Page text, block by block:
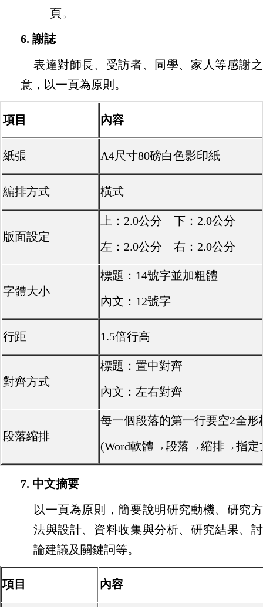
頁。
6. 謝誌
表達對師長、受訪者、同學、家人等感謝之
意，以一頁為原則。
項目 內容
紙張 A4尺寸80磅白色影印紙
編排方式 橫式
版面設定
上：2.0公分 下：2.0公分
左：2.0公分 右：2.0公分
字體大小
標題：14號字並加粗體
內文：12號字
行距 1.5倍行高
對齊方式
標題：置中對齊
內文：左右對齊
段落縮排
每一個段落的第一行要空2全形
(Word軟體→段落→縮排→指
7. 中文摘要
以一頁為原則，簡要說明研究動機、研究方
法與設計、資料收集與分析、研究結果、討
論建議及關鍵詞等。
項目 內容